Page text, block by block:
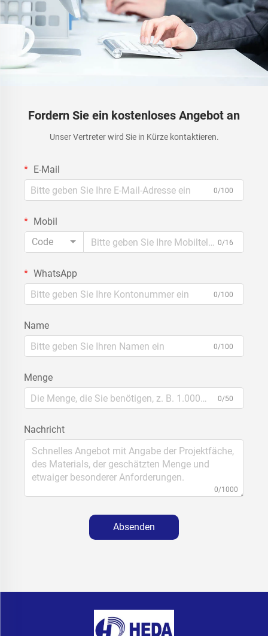
Fordern Sie ein kostenloses Angebot an
Unser Vertreter wird Sie in Kürze kontaktieren.
E-Mail
0/100
Mobil
Code
0/16
WhatsApp
0/100
Name
0/100
Menge
0/50
Nachricht
0/1000
Absenden